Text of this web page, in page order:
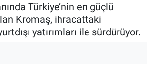
Türkiye’nin en güçlü
Kromaş, ihracattaki
yatırımları ile sürdürüyor.
Fabrikalar